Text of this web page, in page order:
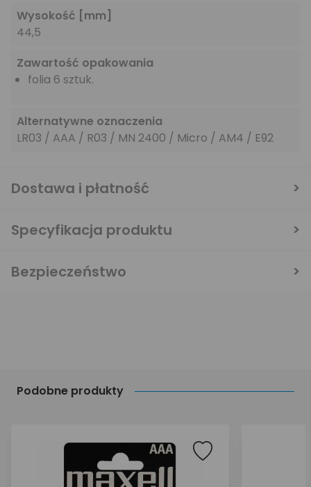
Podobne produkty
Wysokość [mm]
44,5
Zawartość opakowania
folia 6 sztuk.
Alternatywne oznaczenia
LR03 / AAA / R03 / MN 2400 / Micro / AM4 / E92
Dostawa i płatność
Specyfikacja produktu
Bezpieczeństwo